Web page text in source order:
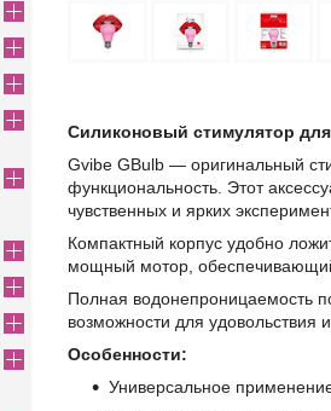
Силиконовый стимулятор
Gvibe GBulb — оригинальный
функциональность. Этот
чувственных и ярких
Компактный корпус удобно
мощный мотор,
Полная водонепроницаемость
возможности для удовольствия
Особенности:
Универсальное